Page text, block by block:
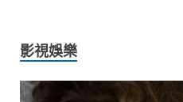
影視娛樂